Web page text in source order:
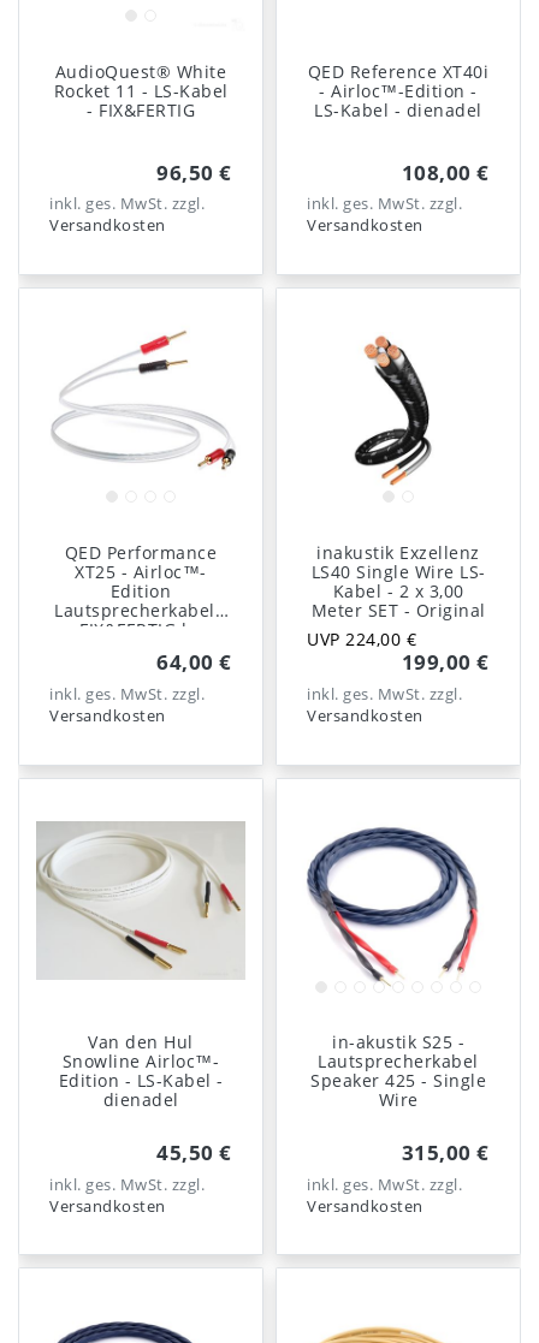
AudioQuest® White
Rocket 11 - LS-Kabel
- FIX&FERTIG
96,50 €
inkl. ges. MwSt. zzgl.
Versandkosten
QED Reference XT40i
- Airloc™-Edition -
LS-Kabel - dienadel
108,00 €
inkl. ges. MwSt. zzgl.
Versandkosten
QED Performance
XT25 - Airloc™-
Edition
Lautsprecherkabel -
FIX&FERTIG by
64,00 €
inkl. ges. MwSt. zzgl.
Versandkosten
inakustik Exzellenz
LS40 Single Wire LS-
Kabel - 2 x 3,00
Meter SET - Original
UVP 224,00 €
199,00 €
inkl. ges. MwSt. zzgl.
Versandkosten
Van den Hul
Snowline Airloc™-
Edition - LS-Kabel -
dienadel
45,50 €
inkl. ges. MwSt. zzgl.
Versandkosten
in-akustik S25 -
Lautsprecherkabel
Speaker 425 - Single
Wire
315,00 €
inkl. ges. MwSt. zzgl.
Versandkosten